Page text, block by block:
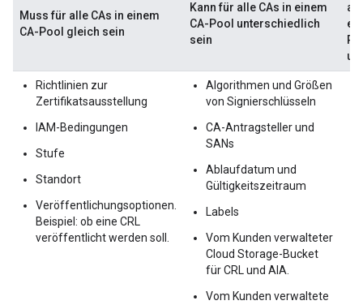
Muss für alle CAs in einem
CA-Pool gleich sein
Kann für alle CAs in einem
CA-Pool unterschiedlich
sein
Richtlinien zur
Zertifikatsausstellung
IAM-Bedingungen
Stufe
Standort
Veröffentlichungsoptionen.
Beispiel: ob eine CRL
veröffentlicht werden soll.
Algorithmen und Größen
von Signierschlüsseln
CA-Antragsteller und
SANs
Ablaufdatum und
Gültigkeitszeitraum
Labels
Vom Kunden verwalteter
Cloud Storage-Bucket
für CRL und AIA.
Vom Kunden verwaltete